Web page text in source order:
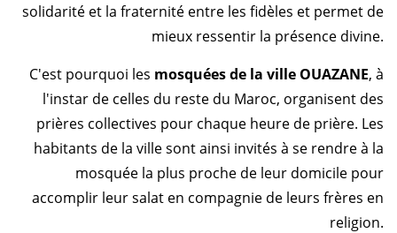
solidarité et la fraternité entre les fidèles et permet de
mieux ressentir la présence divine.
C'est pourquoi les mosquées de la ville OUAZANE, à
l'instar de celles du reste du Maroc, organisent des
prières collectives pour chaque heure de prière. Les
habitants de la ville sont ainsi invités à se rendre à la
mosquée la plus proche de leur domicile pour
accomplir leur salat en compagnie de leurs frères en
religion.